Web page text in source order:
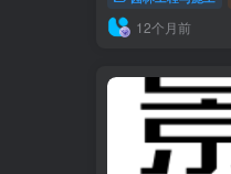
12个月前